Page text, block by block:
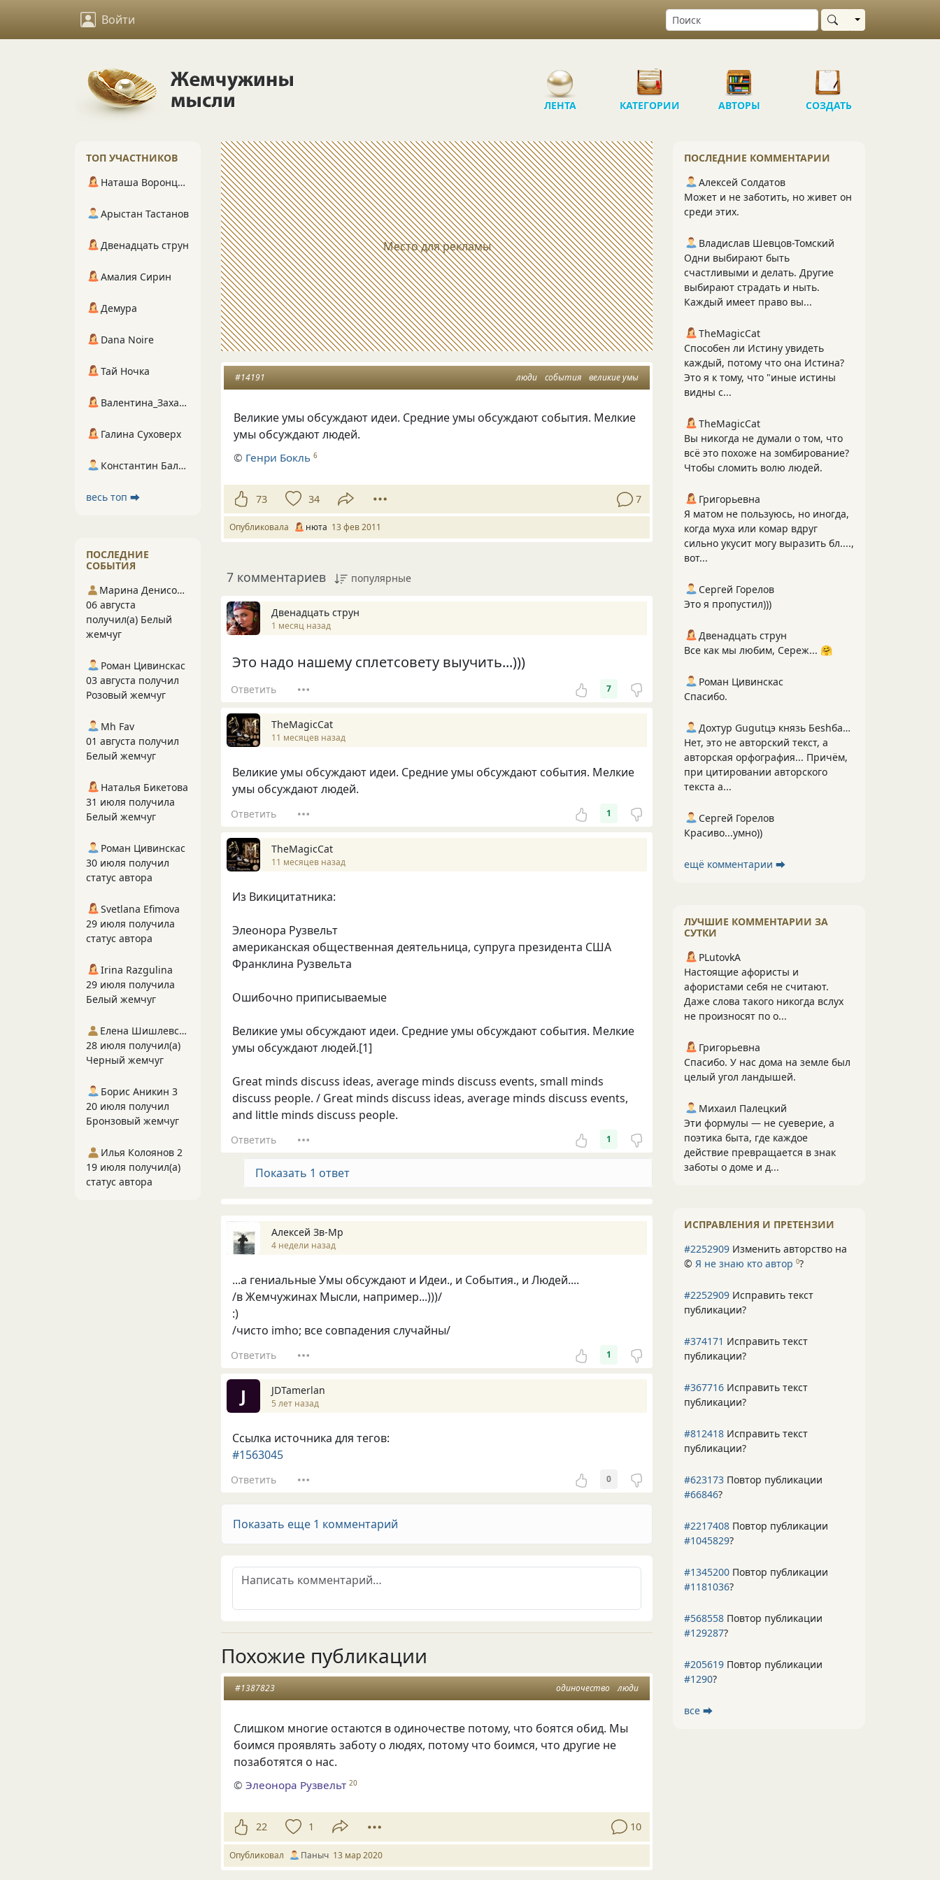
Войти Выбрать область
ЛЕНТА КАТЕГОРИИ АВТОРЫ СОЗДАТЬ
Место для рекламы
люди события великие умы
#14191
Великие умы обсуждают идеи. Средние умы обсуждают события. Мелкие
умы обсуждают людей.
© Генри Бокль 6
73 34 7
Опубликовала нюта 13 фев 2011
7 комментариев популярные
Двенадцать струн
1 месяц назад
Это надо нашему сплетсовету выучить...)))
Ответить 7
TheMagicCat
11 месяцев назад
Великие умы обсуждают идеи. Средние умы обсуждают события. Мелкие
умы обсуждают людей.
Ответить 1
TheMagicCat
11 месяцев назад
Из Викицитатника:
Элеонора Рузвельт
американская общественная деятельница, супруга президента США
Франклина Рузвельта
Ошибочно приписываемые
Великие умы обсуждают идеи. Средние умы обсуждают события. Мелкие
умы обсуждают людей.[1]
Great minds discuss ideas, average minds discuss events, small minds
discuss people. / Great minds discuss ideas, average minds discuss events,
and little minds discuss people.
Ответить 1
Показать 1 ответ
Алексей Зв-Mp
4 недели назад
...а гениальные Умы обсуждают и Идеи., и События., и Людей....
/в Жемчужинах Мысли, например...)))/
:)
/чисто imho; все совпадения случайны/
Ответить 1
J JDTamerlan
5 лет назад
Ссылка источника для тегов:
#1563045
Ответить 0
Показать еще 1 комментарий
Похожие публикации
одиночество люди
#1387823
Слишком многие остаются в одиночестве потому, что боятся обид. Мы
боимся проявлять заботу о людях, потому что боимся, что другие не
позаботятся о нас.
©Элеонора Рузвельт 20
22 1 10
Опубликовал Паныч 13 мар 2020
ПОСЛЕДНИЕ КОММЕНТАРИИ
Алексей Солдатов
Может и не заботить, но живет он
среди этих.
Владислав Шевцов-Томский
Одни выбирают быть
счастливыми и делать. Другие
выбирают страдать и ныть.
Каждый имеет право вы...
TheMagicCat
Способен ли Истину увидеть
каждый, потому что она Истина?
Это я к тому, что "иные истины
видны с...
TheMagicCat
Вы никогда не думали о том, что
всё это похоже на зомбирование?
Чтобы сломить волю людей.
Григорьевна
Я матом не пользуюсь, но иногда,
когда муха или комар вдруг
сильно укусит могу выразить бл....,
вот...
Сергей Горелов
Это я пропустил)))
Двенадцать струн
Все как мы любим, Сереж... 🤗
Роман Цивинскас
Спасибо.
Дохтур Gugutцэ князь Беshбармакоff
Нет, это не авторский текст, а
авторская орфография... Причём,
при цитировании авторского
текста а...
Сергей Горелов
Красиво...умно))
ещё комментарии ⮕
ЛУЧШИЕ КОММЕНТАРИИ ЗА
СУТКИ
PLutоvkА
Настоящие афористы и
афористами себя не считают.
Даже слова такого никогда вслух
не произносят по о...
Григорьевна
Спасибо. У нас дома на земле был
целый угол ландышей.
Михаил Палецкий
Эти формулы — не суеверие, а
поэтика быта, где каждое
действие превращается в знак
заботы о доме и д...
ИСПРАВЛЕНИЯ И ПРЕТЕНЗИИ
#2252909 Изменить авторство на
© Я не знаю кто автор 0?
#2252909 Исправить текст
публикации?
#374171 Исправить текст
публикации?
#367716 Исправить текст
публикации?
#812418 Исправить текст
публикации?
#623173 Повтор публикации
#66846?
#2217408 Повтор публикации
#1045829?
#1345200 Повтор публикации
#1181036?
#568558 Повтор публикации
#129287?
#205619 Повтор публикации
#1290?
все ⮕
ТОП УЧАСТНИКОВ
Наташа Воронцова
Арыстан Тастанов
Двенадцать струн
Амалия Сирин
Демура
Dana Noire
Тай Ночка
Валентина_Захарова
Галина Суховерх
Константин Балухта
весь топ ⮕
ПОСЛЕДНИЕ
СОБЫТИЯ
Марина Денисова 5
06 августа
получил(а) Белый
жемчуг
Роман Цивинскас
03 августа получил
Розовый жемчуг
Mh Fav
01 августа получил
Белый жемчуг
Наталья Бикетова
31 июля получила
Белый жемчуг
Роман Цивинскас
30 июля получил
статус автора
Svetlana Efimova
29 июля получила
статус автора
Irina Razgulina
29 июля получила
Белый жемчуг
Елена Шишлевская
28 июля получил(а)
Черный жемчуг
Борис Аникин 3
20 июля получил
Бронзовый жемчуг
Илья Колоянов 2
19 июля получил(а)
статус автора